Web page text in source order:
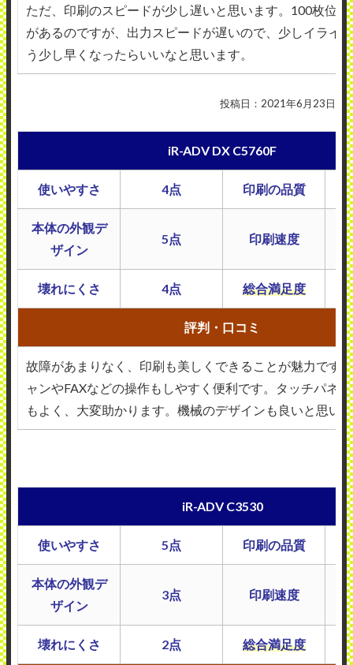
ただ、印刷のスピードが少し遅いと思います。100枚位
があるのですが、出力スピードが遅いので、少しイライ
う少し早くなったらいいなと思います。
投稿日：2021年6月23日
iR-ADV DX C5760F
使いやすさ 4点 印刷の品質
本体の外観デ
ザイン
5点 印刷速度
壊れにくさ 4点 総合満足度
評判・口コミ
故障があまりなく、印刷も美しくできることが魅力です
ャンやFAXなどの操作もしやすく便利です。タッチパネ
もよく、大変助かります。機械のデザインも良いと思い
iR-ADV C3530
使いやすさ 5点 印刷の品質
本体の外観デ
ザイン
3点 印刷速度
壊れにくさ 2点 総合満足度